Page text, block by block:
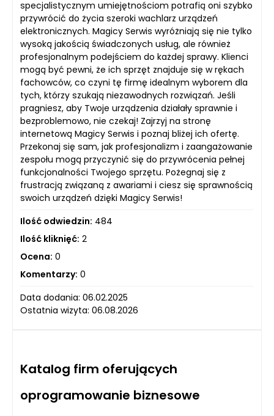
specjalistycznym umiejętnościom potrafią oni szybko
przywrócić do życia szeroki wachlarz urządzeń
elektronicznych. Magicy Serwis wyróżniają się nie tylko
wysoką jakością świadczonych usług, ale również
profesjonalnym podejściem do każdej sprawy. Klienci
mogą być pewni, że ich sprzęt znajduje się w rękach
fachowców, co czyni tę firmę idealnym wyborem dla
tych, którzy szukają niezawodnych rozwiązań. Jeśli
pragniesz, aby Twoje urządzenia działały sprawnie i
bezproblemowo, nie czekaj! Zajrzyj na stronę
internetową Magicy Serwis i poznaj bliżej ich ofertę.
Przekonaj się sam, jak profesjonalizm i zaangażowanie
zespołu mogą przyczynić się do przywrócenia pełnej
funkcjonalności Twojego sprzętu. Pożegnaj się z
frustracją związaną z awariami i ciesz się sprawnością
swoich urządzeń dzięki Magicy Serwis!
Ilość odwiedzin: 484
Ilość kliknięć: 2
Ocena: 0
Komentarzy: 0
Data dodania: 06.02.2025
Ostatnia wizyta: 06.08.2026
Katalog firm oferujących
oprogramowanie biznesowe